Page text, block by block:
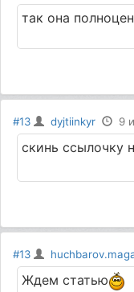
так она
#13 dyjtiinkyr 9
скинь ссылочку
#13
Ждем статью